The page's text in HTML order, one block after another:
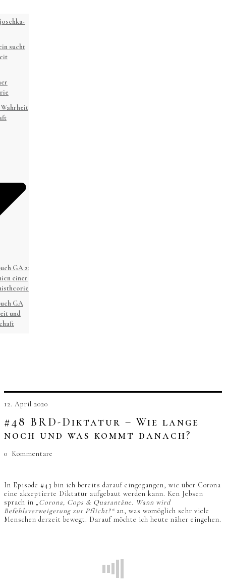
sucht
GA 2:
einer
GA
und
12. April 2020
#48 BRD-Diktatur – Wie lange
noch und was kommt danach?
0 Kommentare
In Episode #43 bin ich bereits darauf eingegangen, wie über Corona
eine akzeptierte Diktatur aufgebaut werden kann. Ken Jebsen
sprach in „Corona, Cops & Quarantäne. Wann wird
Befehlsverweigerung zur Pflicht?“ an, was womöglich sehr viele
Menschen derzeit bewegt. Darauf möchte ich heute näher eingehen.